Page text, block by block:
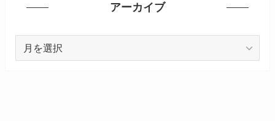
アーカイブ